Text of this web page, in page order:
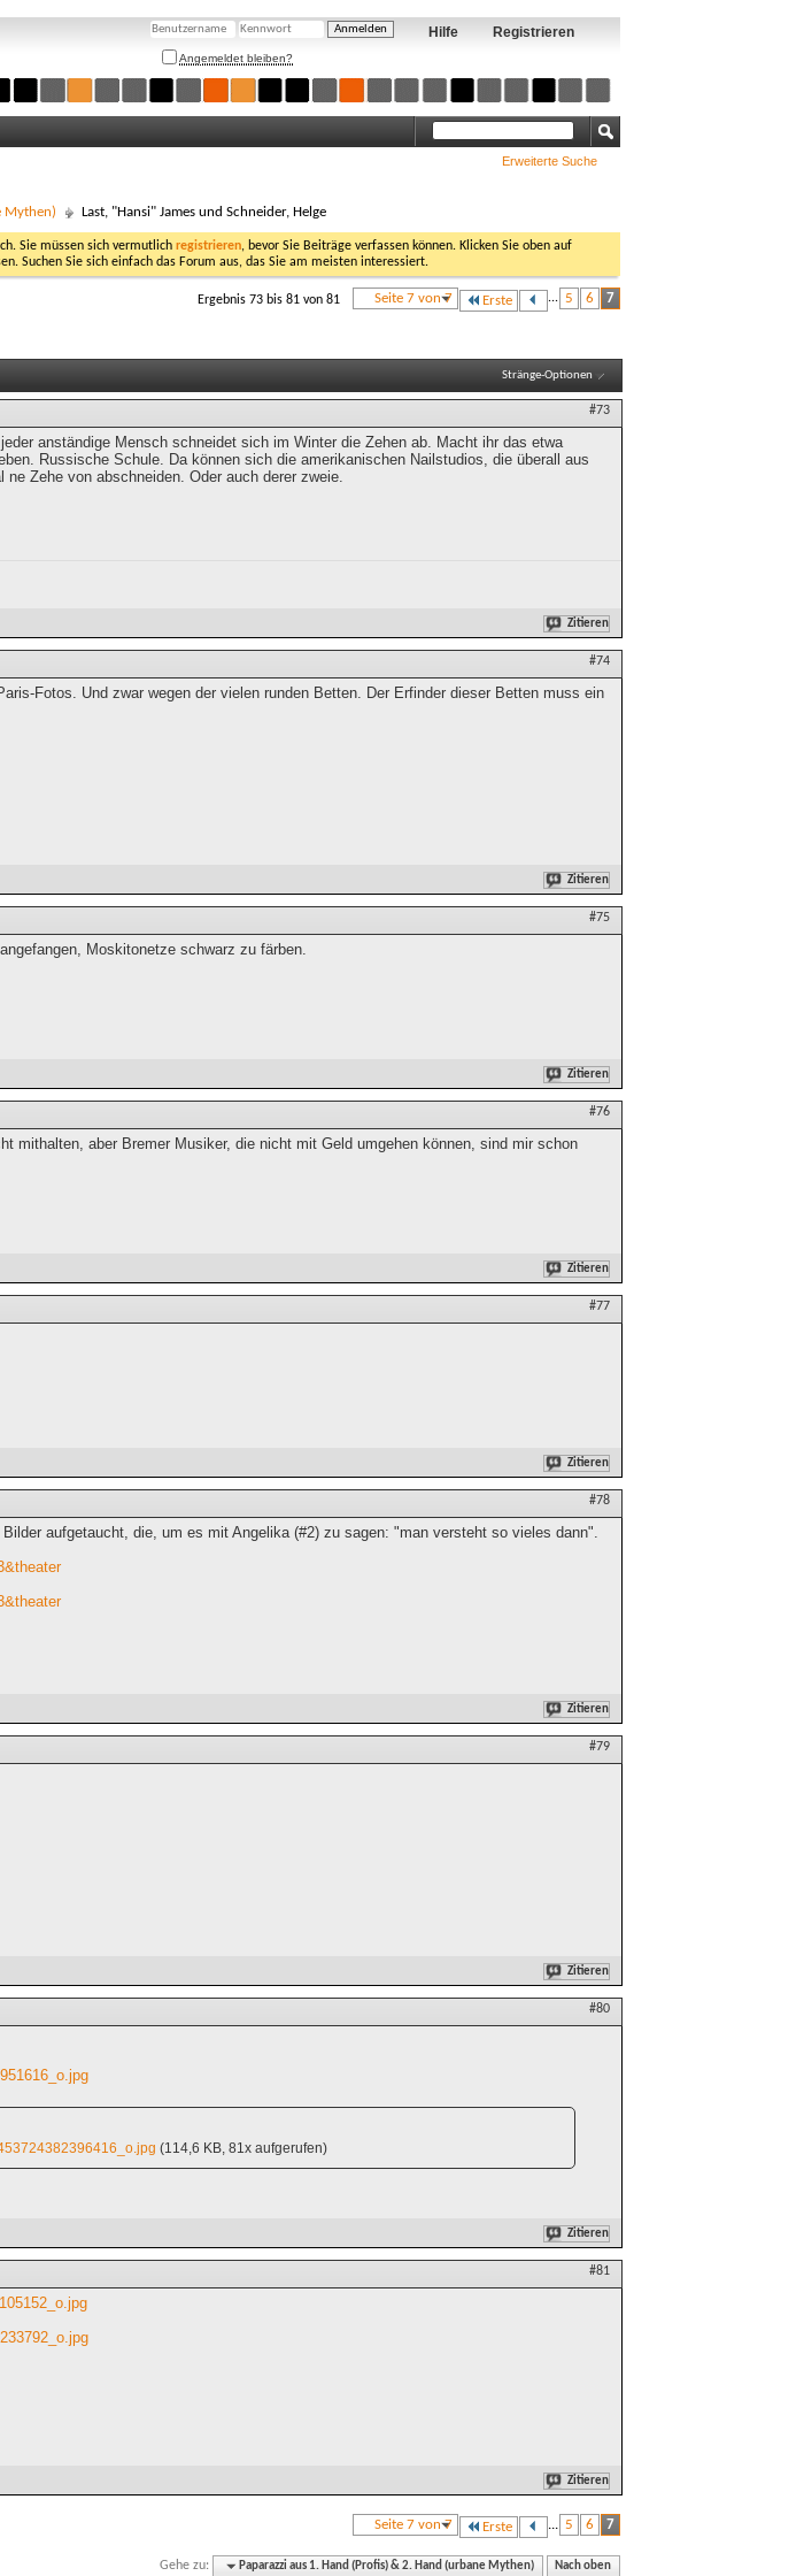
Registrieren
Hilfe
Angemeldet bleiben?
Erweiterte Suche
Mythen) Last, "Hansi" James und Schneider, Helge
Sie müssen sich vermutlich registrieren, bevor Sie Beiträge verfassen können. Klicken Sie oben auf
Suchen Sie sich einfach das Forum aus, das Sie am meisten interessiert.
Seite 7 von 7 Erste ... 5 6 7
Ergebnis 73 bis 81 von 81
Stränge-Optionen
#73
anständige Mensch schneidet sich im Winter die Zehen ab. Macht ihr das etwa
Russische Schule. Da können sich die amerikanischen Nailstudios, die überall aus
Zehe von abschneiden. Oder auch derer zweie.
Zitieren
#74
Fotos. Und zwar wegen der vielen runden Betten. Der Erfinder dieser Betten muss ein
Zitieren
#75
Moskitonetze schwarz zu färben.
Zitieren
#76
mithalten, aber Bremer Musiker, die nicht mit Geld umgehen können, sind mir schon
Zitieren
#77
Zitieren
#78
aufgetaucht, die, um es mit Angelika (#2) zu sagen: "man versteht so vieles dann".
Zitieren
#79
Zitieren
#80
(114,6 KB, 81x aufgerufen)
Zitieren
#81
Zitieren
Seite 7 von 7 Erste ... 5 6 7
Gehe zu: Paparazzi aus 1. Hand (Profis) & 2. Hand (urbane Mythen) Nach oben